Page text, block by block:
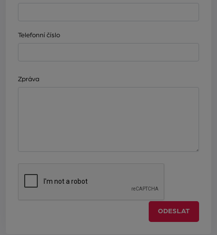
Telefonní číslo
Zpráva
ODESLAT